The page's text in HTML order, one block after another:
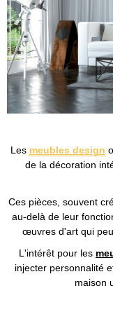
Les meubles design
de la décoration
Ces pièces, souvent
au-delà de leur
œuvres d'art qui
L'intérêt pour les
injecter personnalité
maison